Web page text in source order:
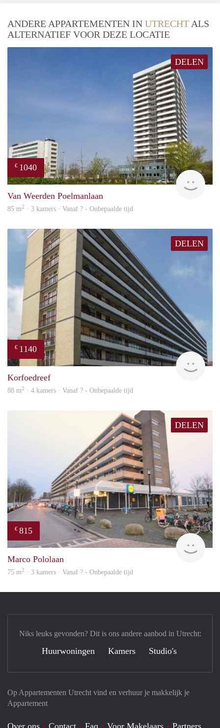
ANDERE APPARTEMENTEN IN UTRECHT ALS
ALTERNATIEF VOOR DEZE LOCATIE
DELEN
€ 1040
Van Weerden Poelmanlaan
85 m2 · 3 kamers · Vanaf ? - Onbepaalde tijd
DELEN
€ 1140
rent
Korfoedreef
88 m2 · 4 kamers · Vanaf ? - Onbepaalde tijd
DELEN
€ 815
Marco Pololaan
75 m2 · 3 kamers · Vanaf ? - Onbepaalde tijd
Op Appartementen Utrecht vind en verhuur je makkelijk je
Appartement
Over ons Contact Faq Voor Makelaars Partners
Niks leuks gevonden? Dit is ons andere aanbod in Utrecht:
Huurwoningen Kamers Studio's